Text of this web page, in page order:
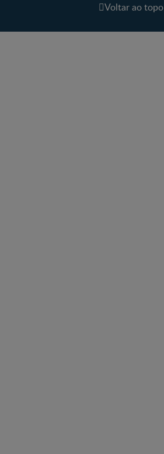
Voltar ao topo